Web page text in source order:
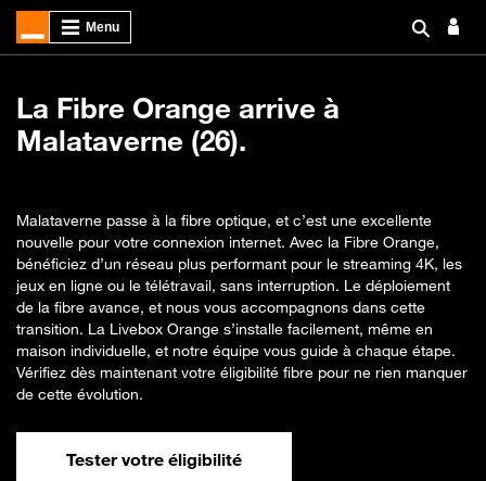
La Fibre Orange arrive à
Malataverne (26).
Malataverne passe à la fibre optique, et c’est une excellente
nouvelle pour votre connexion internet. Avec la Fibre Orange,
bénéficiez d’un réseau plus performant pour le streaming 4K, les
jeux en ligne ou le télétravail, sans interruption. Le déploiement
de la fibre avance, et nous vous accompagnons dans cette
transition. La Livebox Orange s’installe facilement, même en
maison individuelle, et notre équipe vous guide à chaque étape.
Vérifiez dès maintenant votre éligibilité fibre pour ne rien manquer
de cette évolution.
Tester votre éligibilité